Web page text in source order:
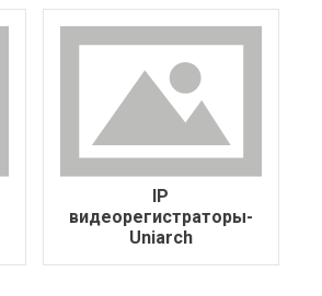
IP
видеорегистраторы-
Uniarch